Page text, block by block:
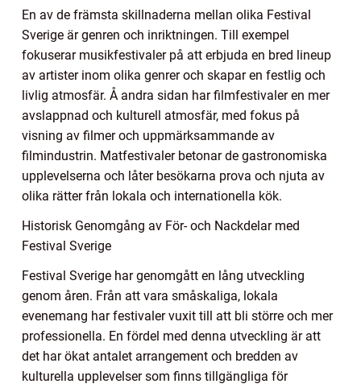
En av de främsta skillnaderna mellan olika Festival
Sverige är genren och inriktningen. Till exempel
fokuserar musikfestivaler på att erbjuda en bred lineup
av artister inom olika genrer och skapar en festlig och
livlig atmosfär. Å andra sidan har filmfestivaler en mer
avslappnad och kulturell atmosfär, med fokus på
visning av filmer och uppmärksammande av
filmindustrin. Matfestivaler betonar de gastronomiska
upplevelserna och låter besökarna prova och njuta av
olika rätter från lokala och internationella kök.
Historisk Genomgång av För- och Nackdelar med
Festival Sverige
Festival Sverige har genomgått en lång utveckling
genom åren. Från att vara småskaliga, lokala
evenemang har festivaler vuxit till att bli större och mer
professionella. En fördel med denna utveckling är att
det har ökat antalet arrangement och bredden av
kulturella upplevelser som finns tillgängliga för